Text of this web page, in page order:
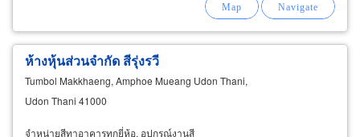
ห้างหุ้นส่วนจำกัด สีรุ่งรวี
Tumbol Makkhaeng, Amphoe Mueang Udon Thani,
Udon Thani 41000
จำหน่ายสีทาอาคารทุกยี่ห้อ, อุปกรณ์งานสี